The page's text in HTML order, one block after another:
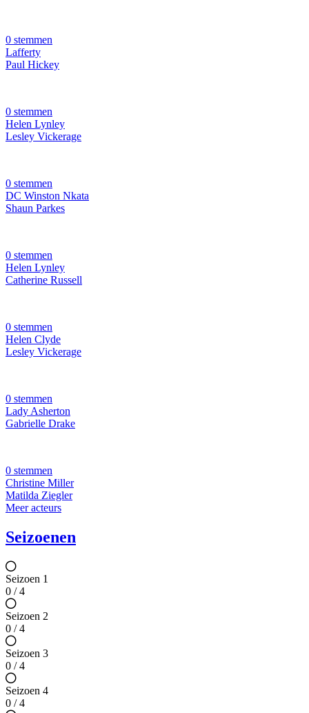
0 stemmen
Lafferty
Paul Hickey
0 stemmen
Helen Lynley
Lesley Vickerage
0 stemmen
DC Winston Nkata
Shaun Parkes
0 stemmen
Helen Lynley
Catherine Russell
0 stemmen
Helen Clyde
Lesley Vickerage
0 stemmen
Lady Asherton
Gabrielle Drake
0 stemmen
Christine Miller
Matilda Ziegler
Meer acteurs
Seizoenen
Seizoen 1
0 / 4
Seizoen 2
0 / 4
Seizoen 3
0 / 4
Seizoen 4
0 / 4